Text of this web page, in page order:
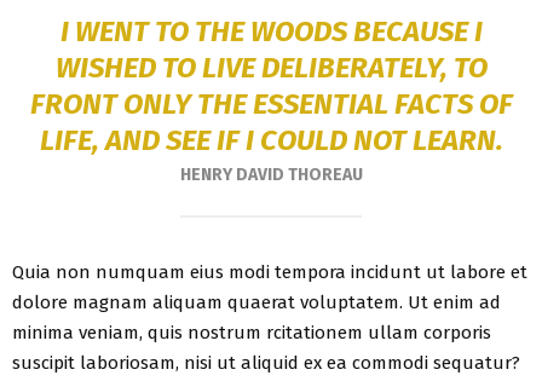
I WENT TO THE WOODS BECAUSE I
WISHED TO LIVE DELIBERATELY, TO
FRONT ONLY THE ESSENTIAL FACTS OF
LIFE, AND SEE IF I COULD NOT LEARN.
HENRY DAVID THOREAU
Quia non numquam eius modi tempora incidunt ut labore et
dolore magnam aliquam quaerat voluptatem. Ut enim ad
minima veniam, quis nostrum rcitationem ullam corporis
suscipit laboriosam, nisi ut aliquid ex ea commodi sequatur?